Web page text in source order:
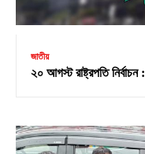
জাতীয়
২০ আগস্ট রাষ্ট্রপতি নির্বাচন